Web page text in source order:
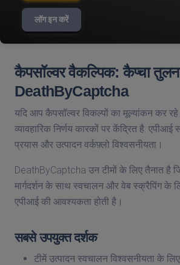
लॉग इन करें
कैपसॉल्वर वैकल्पिक: कैप्चा तुलना
DeathByCaptcha
यदि आप कैपसॉल्वर विकल्पों का मूल्यांकन कर रहे
व्यावहारिक निर्णय कारकों पर केंद्रित है: एपीआई
प्रयास और उत्पादन वर्कफ़्लो विश्वसनीयता।
DeathByCaptcha उन टीमों के लिए तैनात है
मार्गदर्शन के साथ स्वचालन और वेब स्क्रैपिंग के
एपीआई की आवश्यकता होती है।
सबसे उपयुक्त दर्शक
टीमें उत्पादन स्वचालन विश्वसनीयता के